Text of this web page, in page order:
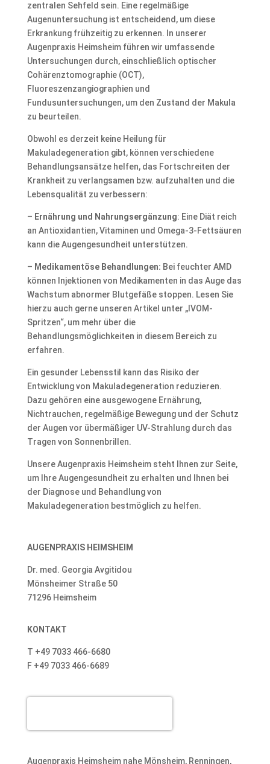
zentralen Sehfeld sein. Eine regelmäßige
Augenuntersuchung ist entscheidend, um diese
Erkrankung frühzeitig zu erkennen. In unserer
Augenpraxis Heimsheim führen wir umfassende
Untersuchungen durch, einschließlich optischer
Cohärenztomographie (OCT),
Fluoreszenzangiographien und
Fundusuntersuchungen, um den Zustand der Makula
zu beurteilen.
Obwohl es derzeit keine Heilung für
Makuladegeneration gibt, können verschiedene
Behandlungsansätze helfen, das Fortschreiten der
Krankheit zu verlangsamen bzw. aufzuhalten und die
Lebensqualität zu verbessern:
– Ernährung und Nahrungsergänzung: Eine Diät reich
an Antioxidantien, Vitaminen und Omega-3-Fettsäuren
kann die Augengesundheit unterstützen.
– Medikamentöse Behandlungen: Bei feuchter AMD
können Injektionen von Medikamenten in das Auge das
Wachstum abnormer Blutgefäße stoppen. Lesen Sie
hierzu auch gerne unseren Artikel unter „IVOM-
Spritzen“, um mehr über die
Behandlungsmöglichkeiten in diesem Bereich zu
erfahren.
Ein gesunder Lebensstil kann das Risiko der
Entwicklung von Makuladegeneration reduzieren.
Dazu gehören eine ausgewogene Ernährung,
Nichtrauchen, regelmäßige Bewegung und der Schutz
der Augen vor übermäßiger UV-Strahlung durch das
Tragen von Sonnenbrillen.
Unsere Augenpraxis Heimsheim steht Ihnen zur Seite,
um Ihre Augengesundheit zu erhalten und Ihnen bei
der Diagnose und Behandlung von
Makuladegeneration bestmöglich zu helfen.
AUGENPRAXIS HEIMSHEIM
Dr. med. Georgia Avgitidou
Mönsheimer Straße 50
71296 Heimsheim
KONTAKT
T +49 7033 466-6680
F +49 7033 466-6689
Augenpraxis Heimsheim nahe Mönsheim, Renningen,